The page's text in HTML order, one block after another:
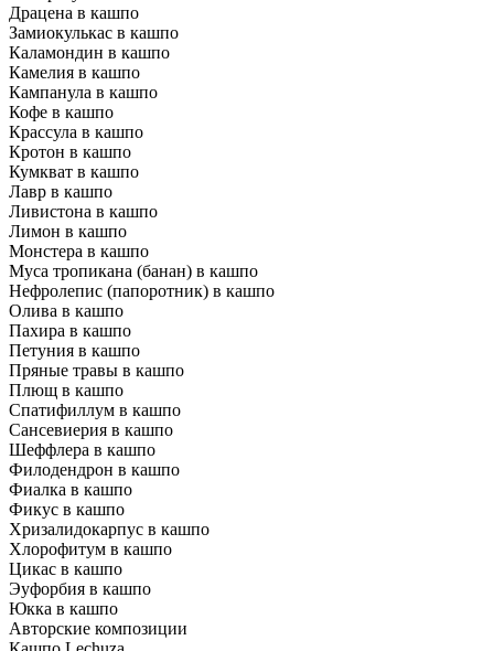
Драцена в кашпо
Замиокулькас в кашпо
Каламондин в кашпо
Камелия в кашпо
Кампанула в кашпо
Кофе в кашпо
Крассула в кашпо
Кротон в кашпо
Кумкват в кашпо
Лавр в кашпо
Ливистона в кашпо
Лимон в кашпо
Монстера в кашпо
Муса тропикана (банан) в кашпо
Нефролепис (папоротник) в кашпо
Олива в кашпо
Пахира в кашпо
Петуния в кашпо
Пряные травы в кашпо
Плющ в кашпо
Спатифиллум в кашпо
Сансевиерия в кашпо
Шеффлера в кашпо
Филодендрон в кашпо
Фиалка в кашпо
Фикус в кашпо
Хризалидокарпус в кашпо
Хлорофитум в кашпо
Цикас в кашпо
Эуфорбия в кашпо
Юкка в кашпо
Авторские композиции